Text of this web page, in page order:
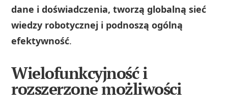
dane i doświadczenia, tworzą globalną sieć
wiedzy robotycznej i podnoszą ogólną
efektywność.
Wielofunkcyjność i
rozszerzone możliwości